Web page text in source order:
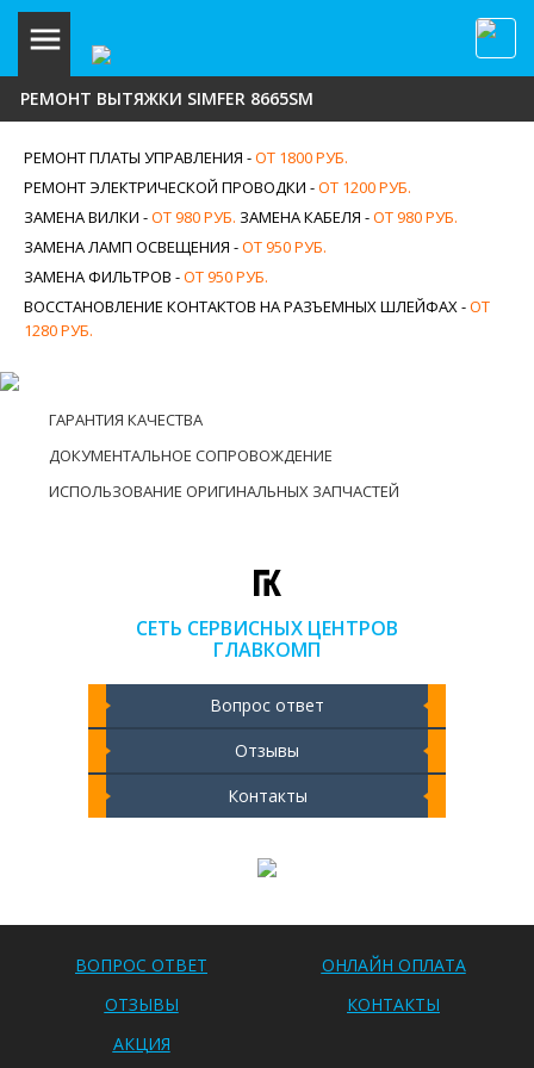
СЕТЬ СЕРВИСНЫХ ЦЕНТРОВ
ГЛАВКОМП
Вопрос ответ
Отзывы
Контакты
РЕМОНТ ВЫТЯЖКИ SIMFER 8665SM
РЕМОНТ ПЛАТЫ УПРАВЛЕНИЯ -ОТ 1800 РУБ.
РЕМОНТ ЭЛЕКТРИЧЕСКОЙ ПРОВОДКИ -ОТ 1200 РУБ.
ЗАМЕНА ВИЛКИ -ОТ 980 РУБ. ЗАМЕНА КАБЕЛЯ -ОТ 980 РУБ.
ЗАМЕНА ЛАМП ОСВЕЩЕНИЯ -ОТ 950 РУБ.
ЗАМЕНА ФИЛЬТРОВ -ОТ 950 РУБ.
ВОССТАНОВЛЕНИЕ КОНТАКТОВ НА РАЗЪЕМНЫХ ШЛЕЙФАХ -ОТ
1280 РУБ.
ГАРАНТИЯ КАЧЕСТВА
ДОКУМЕНТАЛЬНОЕ СОПРОВОЖДЕНИЕ
ИСПОЛЬЗОВАНИЕ ОРИГИНАЛЬНЫХ ЗАПЧАСТЕЙ
ВОПРОС ОТВЕТ
ОНЛАЙН ОПЛАТА
ОТЗЫВЫ
КОНТАКТЫ
АКЦИЯ